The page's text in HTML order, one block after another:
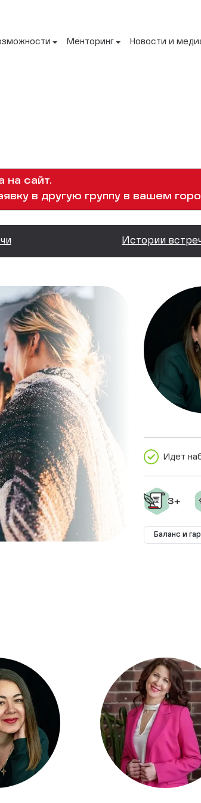
Менторинг Новости и
на сайт.
в другую группу в вашем
Истории
Идет
Баланс и